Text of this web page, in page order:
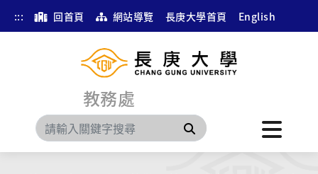
::: 回首頁 網站導覽 長庚大學首頁 English
教務處
搜尋